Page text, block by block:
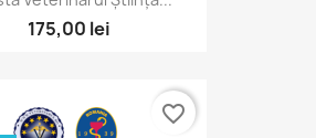
175,00 lei
favorite_border